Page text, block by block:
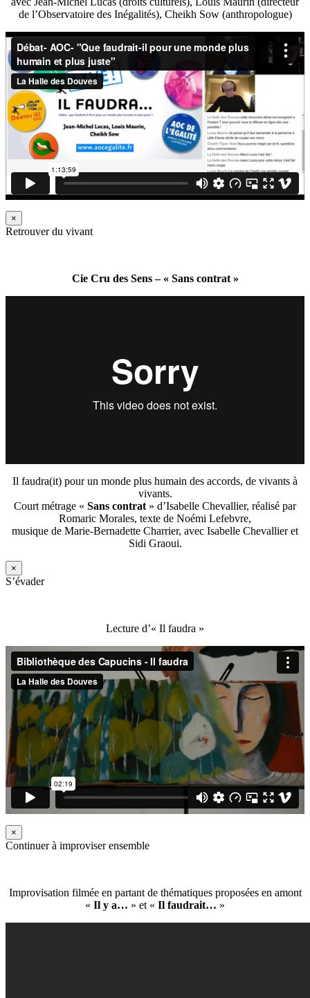
de l’Observatoire des Inégalités), Cheikh Sow (anthropologue)
×
Retrouver du vivant
Cie Cru des Sens – « Sans contrat »
Il faudra(it) pour un monde plus humain des accords, de vivants à
vivants.
Court métrage « Sans contrat » d’Isabelle Chevallier, réalisé par
Romaric Morales, texte de Noémi Lefebvre,
musique de Marie-Bernadette Charrier, avec Isabelle Chevallier et
Sidi Graoui.
×
S’évader
Lecture d’« Il faudra »
×
Continuer à improviser ensemble
Improvisation filmée en partant de thématiques proposées en amont
« Il y a… » et « Il faudrait… »